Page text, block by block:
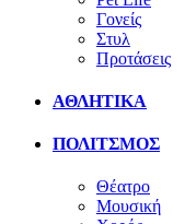
Γονείς
Στυλ
Προτάσεις
ΑΘΛΗΤΙΚΑ
ΠΟΛΙΤΣΜΟΣ
Θέατρο
Μουσική